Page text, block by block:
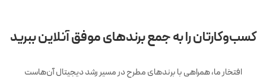
کسب‌وکارتان را به جمع برندهای موفق آنلاین ببرید
افتخار ما، همراهی با برندهای مطرح در مسیر رشد دیجیتال آن‌هاست